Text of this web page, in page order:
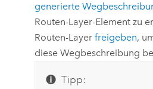
generierte
Routen-Layer-Element zu
Routen-Layerfreigeben,
diese Wegbeschreibung
Tipp: